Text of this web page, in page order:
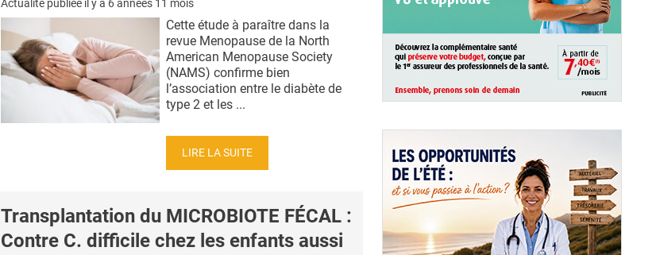
Actualité publiée il y a 6 années 11 mois
Cette étude à paraître dans la
revue Menopause de la North
American Menopause Society
(NAMS) confirme bien
l’association entre le diabète de
type 2 et les ...
LIRE LA SUITE
Transplantation du MICROBIOTE FÉCAL :
Contre C. difficile chez les enfants aussi